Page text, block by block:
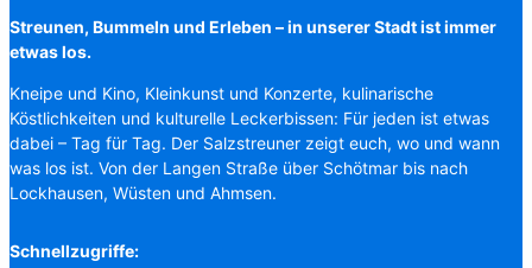
Streunen, Bummeln und Erleben – in unserer Stadt ist immer
etwas los.
Kneipe und Kino, Kleinkunst und Konzerte, kulinarische
Köstlichkeiten und kulturelle Leckerbissen: Für jeden ist etwas
dabei – Tag für Tag. Der Salzstreuner zeigt euch, wo und wann
was los ist. Von der Langen Straße über Schötmar bis nach
Lockhausen, Wüsten und Ahmsen.
Schnellzugriffe: